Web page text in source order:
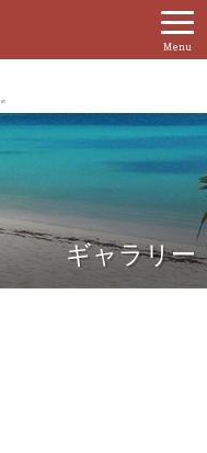
ギャラリー